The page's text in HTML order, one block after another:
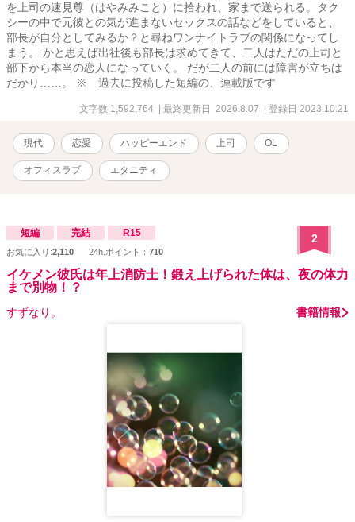
を上司の速見尊（はやみみこと）に拾われ、家まで送られる。タク
シーの中で元彼との気が進まないセックスの話などをしていると、
部長が自分としてみるか？と尋ねワンナイトラブの関係になってし
まう。 かと思えば出社後も部長は求めてきて、二人はただの上司と
部下から本当の恋人になっていく。 だが二人の前には障害が立ちは
だかり……。 ※ 過去に投稿した短編の、連載版です
文字数 1,592,764 | 最終更新日 2026.8.07 | 登録日 2023.10.21
現代 恋愛 ハッピーエンド 上司 OL
オフィスラブ エタニティ
短編 完結 R15
お気に入り:2,110 24h.ポイント： 710
2
イケメン彼氏は年上消防士！鍛え上げられた体は、夜の体力
まで別物！？
すずなり。 書籍情報